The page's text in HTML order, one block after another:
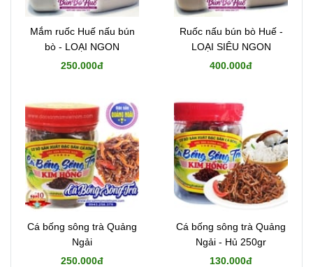
Mắm ruốc Huế nấu bún
bò - LOẠI NGON
250.000đ
Ruốc nấu bún bò Huế -
LOẠI SIÊU NGON
400.000đ
Cá bống sông trà Quảng
Ngải
250.000đ
Cá bống sông trà Quảng
Ngải - Hủ 250gr
130.000đ